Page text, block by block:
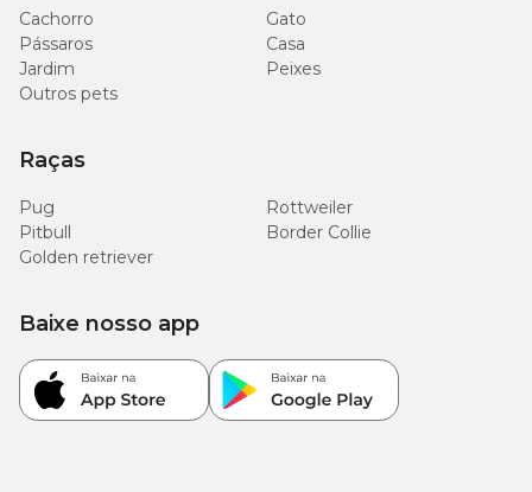
Cachorro
Gato
Pássaros
Casa
Jardim
Peixes
Outros pets
Raças
Pug
Rottweiler
Pitbull
Border Collie
Golden retriever
Baixe nosso app